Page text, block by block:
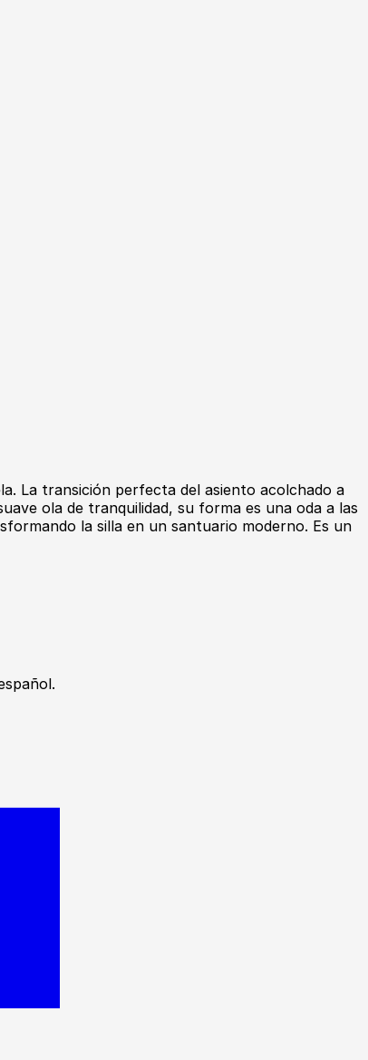
La transición perfecta del asiento acolchado a
ola de tranquilidad, su forma es una oda a las
la silla en un santuario moderno. Es un